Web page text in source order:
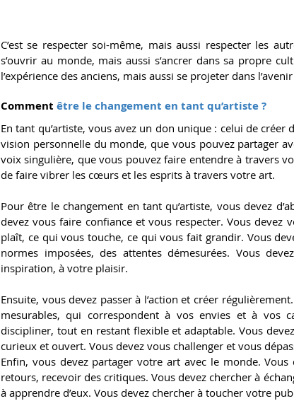
C’est se respecter soi-même, mais aussi respecter les
s’ouvrir au monde, mais aussi s’ancrer dans sa propre
l’expérience des anciens, mais aussi se projeter dans
Comment être le changement en tant qu’artiste ?
En tant qu’artiste, vous avez un don unique : celui de créer
vision personnelle du monde, que vous pouvez partager
voix singulière, que vous pouvez faire entendre à travers
de faire vibrer les cœurs et les esprits à travers votre art.
Pour être le changement en tant qu’artiste, vous devez
devez vous faire confiance et vous respecter. Vous
plaît, ce qui vous touche, ce qui vous fait grandir. Vous
normes imposées, des attentes démesurées. Vous
inspiration, à votre plaisir.
Ensuite, vous devez passer à l’action et créer
mesurables, qui correspondent à vos envies et à vos
discipliner, tout en restant flexible et adaptable. Vous
curieux et ouvert. Vous devez vous challenger et vous
Enfin, vous devez partager votre art avec le monde.
retours, recevoir des critiques. Vous devez chercher à
à apprendre d’eux. Vous devez chercher à toucher votre